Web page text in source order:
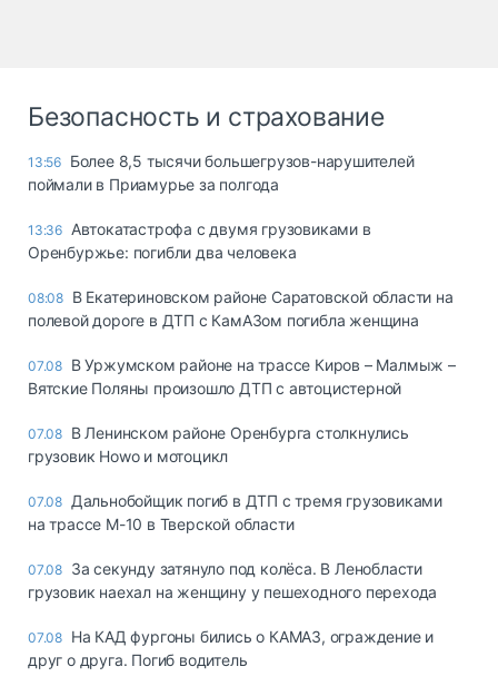
Безопасность и страхование
13:56 Более 8,5 тысячи большегрузов-нарушителей
поймали в Приамурье за полгода
13:36 Автокатастрофа с двумя грузовиками в
Оренбуржье: погибли два человека
08:08 В Екатериновском районе Саратовской области на
полевой дороге в ДТП с КамАЗом погибла женщина
07.08 В Уржумском районе на трассе Киров – Малмыж –
Вятские Поляны произошло ДТП с автоцистерной
07.08 В Ленинском районе Оренбурга столкнулись
грузовик Howo и мотоцикл
07.08 Дальнобойщик погиб в ДТП с тремя грузовиками
на трассе М-10 в Тверской области
07.08 За секунду затянуло под колёса. В Ленобласти
грузовик наехал на женщину у пешеходного перехода
07.08 На КАД фургоны бились о КАМАЗ, ограждение и
друг о друга. Погиб водитель